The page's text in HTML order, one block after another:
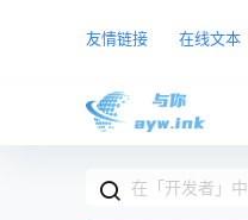
友情链接 在线文本